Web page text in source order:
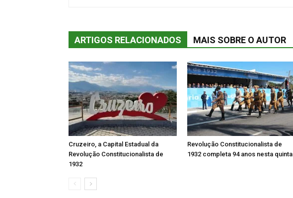
ARTIGOS RELACIONADOS MAIS SOBRE O AUTOR
Cruzeiro, a Capital Estadual da
Revolução Constitucionalista de
1932
Revolução Constitucionalista de
1932 completa 94 anos nesta quinta